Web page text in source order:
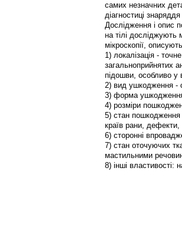
самих незначних
діагностиці
Дослідження і опис
на тілі досліджують
мікроскопії,
1) локалізація -
загальноприйнятих
підошви, особливо у
2) вид ушкодження -
3) форма
4) розміри
5) стан пошкодження
країв рани, дефекти,
6) сторонні
7) стан оточуючих
мастильними
8) інші властивості: